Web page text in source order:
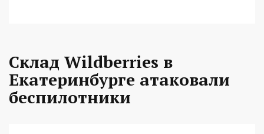
Склад Wildberries в
Екатеринбурге атаковали
беспилотники